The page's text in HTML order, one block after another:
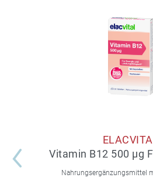
Vitamin B12 500 µg
Nahrungsergänzungsmittel